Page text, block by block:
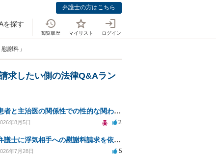
弁護士の方はこちら
を探す
閲覧履歴 マイリスト ログイン
謝料」
求したい側の法律Q&Aラン
患者と主治医の関係性での性的な関わりからのトラブル
年8月5日 2
弁護士に浮気相手への慰謝料請求を依頼する費用相場は？
年7月28日 5